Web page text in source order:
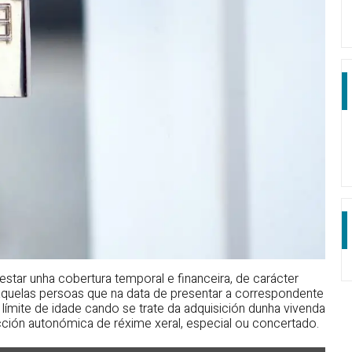
unha cobertura temporal e financeira, de carácter
persoas que na data de presentar a correspondente
de idade cando se trate da adquisición dunha vivenda
autonómica de réxime xeral, especial ou concertado.